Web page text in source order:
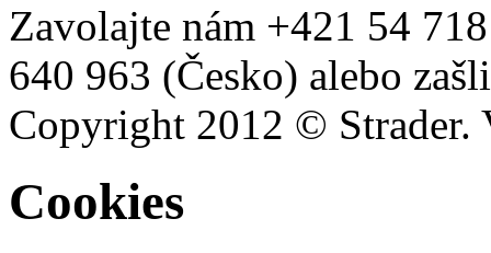
Zavolajte nám +421 54
640 963 (Česko) alebo
Copyright 2012 © Strader.
Cookies